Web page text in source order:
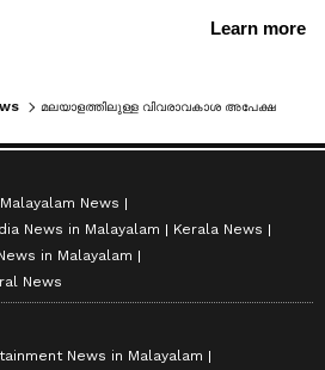
News
News in Malayalam
Kerala News
in Malayalam
News
News in Malayalam